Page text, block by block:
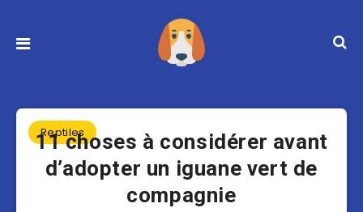
Reptiles
11 choses à considérer avant
d’adopter un iguane vert de
compagnie